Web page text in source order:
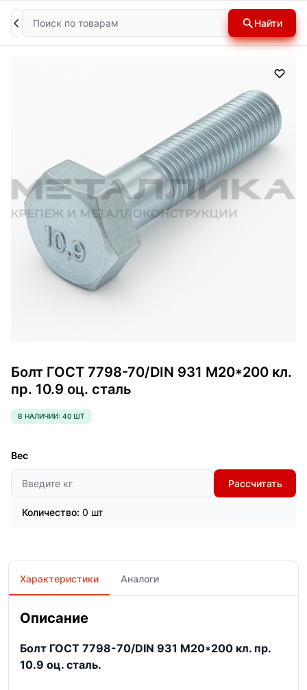
Поиск Найти
Болт ГОСТ 7798-70/DIN 931 М20*200 кл.
пр. 10.9 оц. сталь
В НАЛИЧИИ: 40 ШТ
Вес
Рассчитать
Количество: 0 шт
Характеристики Аналоги
Описание
Болт ГОСТ 7798-70/DIN 931 М20*200 кл. пр.
10.9 оц. сталь.